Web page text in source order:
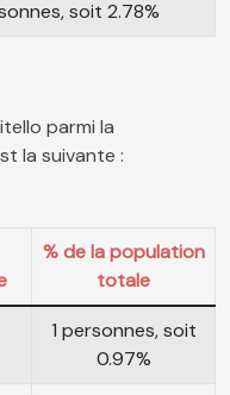
soit 2.78%
parmi la
la suivante :
% de la population
totale
1 personnes, soit
0.97%